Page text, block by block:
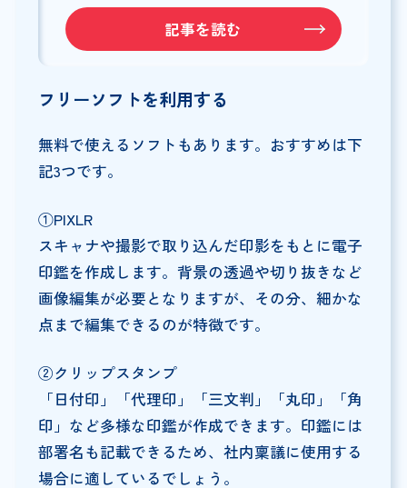
記事を読む
フリーソフトを利用する
無料で使えるソフトもあります。おすすめは下
記3つです。
①PIXLR
スキャナや撮影で取り込んだ印影をもとに電子
印鑑を作成します。背景の透過や切り抜きなど
画像編集が必要となりますが、その分、細かな
点まで編集できるのが特徴です。
②クリップスタンプ
「日付印」「代理印」「三文判」「丸印」「角
印」など多様な印鑑が作成できます。印鑑には
部署名も記載できるため、社内稟議に使用する
場合に適しているでしょう。